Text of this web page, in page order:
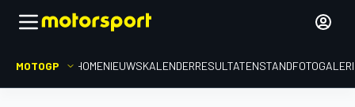
MOTOGP HOMENIEUWSKALENDERRESULTATENSTAND